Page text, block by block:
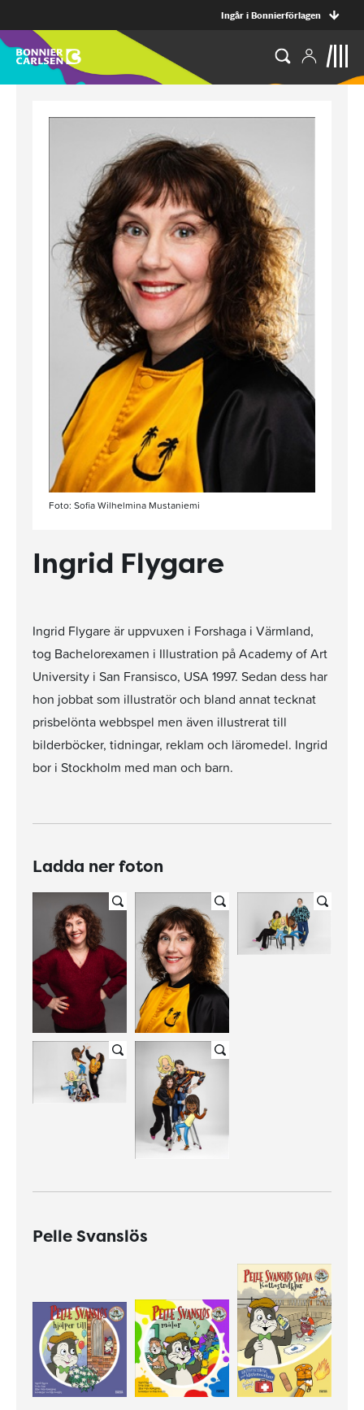
Ingår i Bonnierförlagen
Foto: Sofia Wilhelmina Mustaniemi
Ingrid Flygare
Ingrid Flygare är uppvuxen i Forshaga i Värmland,
tog Bachelorexamen i Illustration på Academy of Art
University i San Fransisco, USA 1997. Sedan dess har
hon jobbat som illustratör och bland annat tecknat
prisbelönta webbspel men även illustrerat till
bilderböcker, tidningar, reklam och läromedel. Ingrid
bor i Stockholm med man och barn.
Ladda ner foton
Pelle Svanslös